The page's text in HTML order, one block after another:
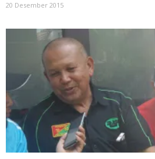
20 Desember 2015